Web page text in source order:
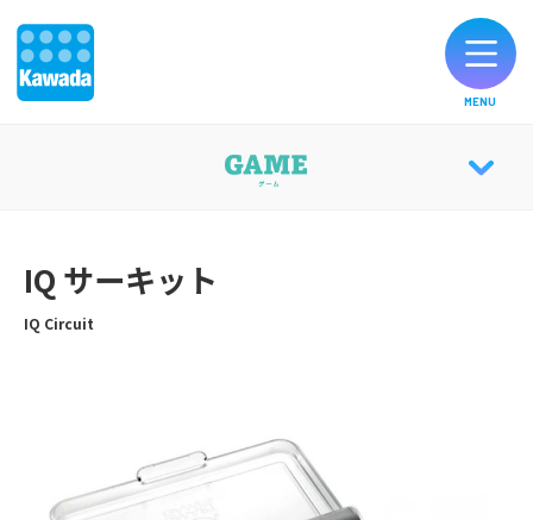
オリジナルブランド一覧
公式SNS
MENU
CATALOG
IQ サーキット
IQ Circuit